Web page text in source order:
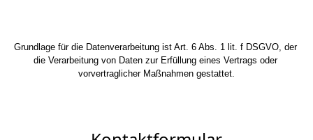
Grundlage für die Datenverarbeitung ist Art. 6 Abs. 1 lit. f DSGVO, der
die Verarbeitung von Daten zur Erfüllung eines Vertrags oder
vorvertraglicher Maßnahmen gestattet.